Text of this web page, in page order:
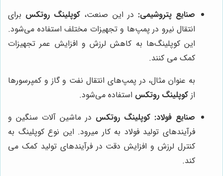
صنایع پتروشیمی: در این صنعت، کوپلینگ روتکس برای
انتقال نیرو در پمپ‌ها و تجهیزات مختلف استفاده می‌شود.
این کوپلینگ‌ها به کاهش لرزش و افزایش عمر تجهیزات
کمک می کنند.
به عنوان مثال، در پمپ‌های انتقال نفت و گاز و کمپرسورها
از کوپلینگ روتکس استفاده می‌شود.
صنایع فولاد: کوپلینگ روتکس در ماشین آلات سنگین و
فرآیندهای تولید فولاد به کار میرود. این نوع کوپلینگ به
کنترل لرزش و افزایش دقت در فرآیندهای تولید کمک می
کند.